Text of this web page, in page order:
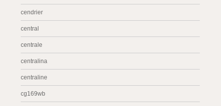
cendrier
central
centrale
centralina
centraline
cg169wb